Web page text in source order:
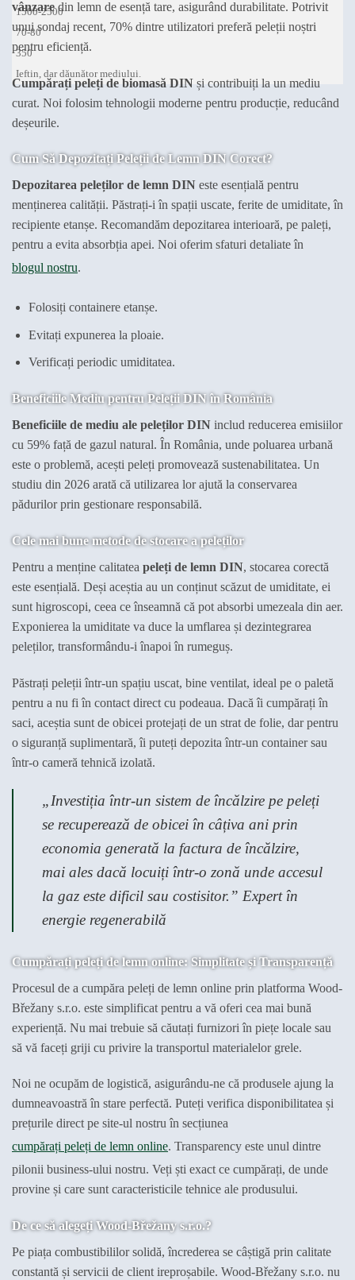
1500-2500
70-80
350
Ieftin, dar dăunător mediului.
vânzaredin lemn de esență tare, asigurând durabilitate. Potrivit
unui sondaj recent, 70% dintre utilizatori preferă peleții noștri
pentru eficiență.
Cumpărați peleți de biomasă DIN și contribuiți la un mediu
curat. Noi folosim tehnologii moderne pentru producție, reducând
deșeurile.
Cum Să Depozitați Peleții de Lemn DIN Corect?
Depozitarea peleților de lemn DIN este esențială pentru
menținerea calității. Păstrați-i în spații uscate, ferite de umiditate, în
recipiente etanșe. Recomandăm depozitarea interioară, pe paleți,
pentru a evita absorbția apei. Noi oferim sfaturi detaliate în
blogul nostru.
Folosiți containere etanșe.
Evitați expunerea la ploaie.
Verificați periodic umiditatea.
Beneficiile Mediu pentru Peleții DIN în România
Beneficiile de mediu ale peleților DIN includ reducerea emisiilor
cu 59% față de gazul natural. În România, unde poluarea urbană
este o problemă, acești peleți promovează sustenabilitatea. Un
studiu din 2026 arată că utilizarea lor ajută la conservarea
pădurilor prin gestionare responsabilă.
Cele mai bune metode de stocare a peleților
Pentru a menține calitatea peleți de lemn DIN, stocarea corectă
este esențială. Deși aceștia au un conținut scăzut de umiditate, ei
sunt higroscopi, ceea ce înseamnă că pot absorbi umezeala din aer.
Exponierea la umiditate va duce la umflarea și dezintegrarea
peleților, transformându-i înapoi în rumeguș.
Păstrați peleții într-un spațiu uscat, bine ventilat, ideal pe o paletă
pentru a nu fi în contact direct cu podeaua. Dacă îi cumpărați în
saci, aceștia sunt de obicei protejați de un strat de folie, dar pentru
o siguranță suplimentară, îi puteți depozita într-un container sau
într-o cameră tehnică izolată.
„Investiția într-un sistem de încălzire pe peleți
se recuperează de obicei în câțiva ani prin
economia generată la factura de încălzire,
mai ales dacă locuiți într-o zonă unde accesul
la gaz este dificil sau costisitor.” Expert în
energie regenerabilă
Cumpărați peleți de lemn online: Simplitate și Transparență
Procesul de a cumpăra peleți de lemn online prin platforma Wood-
Břežany s.r.o. este simplificat pentru a vă oferi cea mai bună
experiență. Nu mai trebuie să căutați furnizori în piețe locale sau
să vă faceți griji cu privire la transportul materialelor grele.
Noi ne ocupăm de logistică, asigurându-ne că produsele ajung la
dumneavoastră în stare perfectă. Puteți verifica disponibilitatea și
prețurile direct pe site-ul nostru în secțiunea
cumpărați peleți de lemn online. Transparency este unul dintre
pilonii business-ului nostru. Veți ști exact ce cumpărați, de unde
provine și care sunt caracteristicile tehnice ale produsului.
De ce să alegeți Wood-Břežany s.r.o.?
Pe piața combustibililor solidă, încrederea se câștigă prin calitate
constantă și servicii de client ireproșabile. Wood-Břežany s.r.o. nu